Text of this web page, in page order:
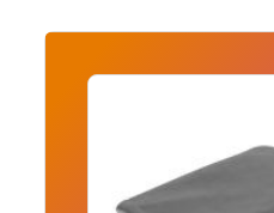
section
Producten